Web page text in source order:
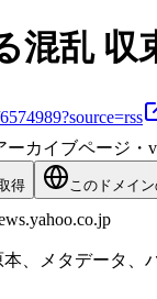
混乱 収
ーカイブページ・
得 このドメイ
、メタデータ、